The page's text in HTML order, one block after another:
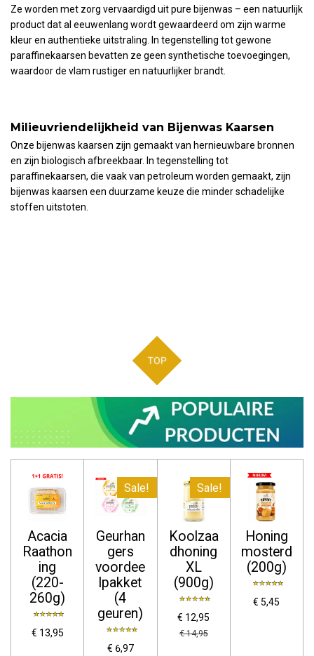
Ze worden met zorg vervaardigd uit pure bijenwas – een natuurlijk
product dat al eeuwenlang wordt gewaardeerd om zijn warme
kleur en authentieke uitstraling. In tegenstelling tot gewone
paraffinekaarsen bevatten ze geen synthetische toevoegingen,
waardoor de vlam rustiger en natuurlijker brandt.
Milieuvriendelijkheid van Bijenwas Kaarsen
Onze bijenwas kaarsen zijn gemaakt van hernieuwbare bronnen
en zijn biologisch afbreekbaar. In tegenstelling tot
paraffinekaarsen, die vaak van petroleum worden gemaakt, zijn
bijenwas kaarsen een duurzame keuze die minder schadelijke
stoffen uitstoten.
TOP
Acacia
Raathon
ing
(220-
260g)
€ 13,95
Sale!
Geurhan
gers
voordee
lpakket
(4
geuren)
€ 6,97
Sale!
Koolzaa
dhoning
XL
(900g)
€ 12,95
€ 14,95
Honing
mosterd
(200g)
€ 5,45